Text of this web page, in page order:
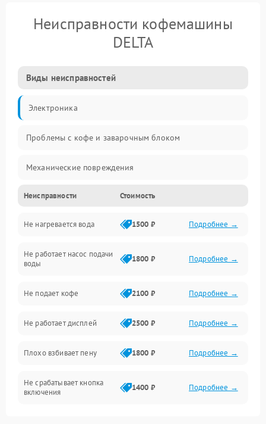
Неисправности кофемашины
DELTA
Виды неисправностей
Электроника
Проблемы с кофе и заварочным блоком
Механические повреждения
Прочие неисправности
Включение и работа
Проблемы с водой
Проблемы с капучинатором и паром
Управление и электроника
Программное обеспечение
Неисправности Стоимость
Не нагревается вода 1500 ₽ Подробнее →
Не работает насос подачи
воды
1800 ₽ Подробнее →
Не подает кофе 2100 ₽ Подробнее →
Не работает дисплей 2500 ₽ Подробнее →
Плохо взбивает пену 1800 ₽ Подробнее →
Не срабатывает кнопка
включения
1400 ₽ Подробнее →